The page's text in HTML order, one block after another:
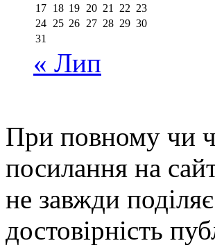
17 18 19 20 21 22 23
24 25 26 27 28 29 30
31
« Лип
При повному чи
посилання на
не завжди
достовірність